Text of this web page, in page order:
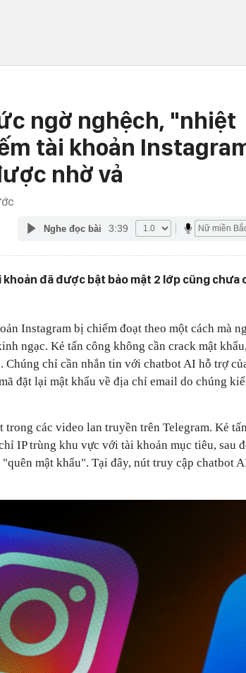
ngờ nghệch, "nhiệt
tài khoản
nhờ vả
Nghe đọc bài 3:39
đã được bật bảo mật 2 lớp cũng chưa
Instagram bị chiếm đoạt theo một cách mà
ngạc. Kẻ tấn công không cần crack mật khẩu,
Chúng chỉ cần nhắn tin với chatbot AI hỗ trợ
đặt lại mật khẩu về địa chỉ email do chúng
các video lan truyền trên Telegram. Kẻ
IP trùng khu vực với tài khoản mục tiêu, sau
mật khẩu". Tại đây, nút truy cập chatbot